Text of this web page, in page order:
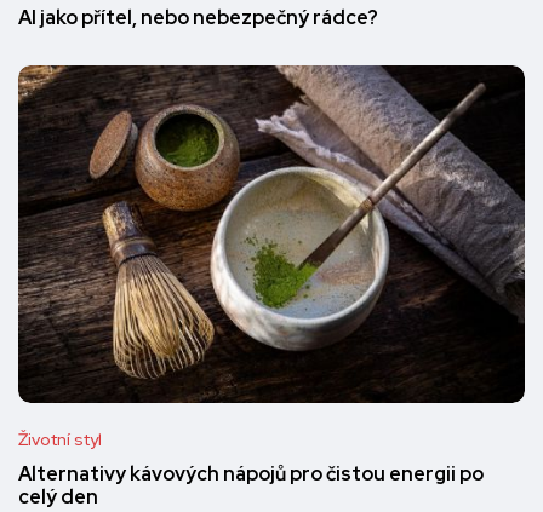
AI jako přítel, nebo nebezpečný rádce?
Životní styl
Alternativy kávových nápojů pro čistou energii po
celý den